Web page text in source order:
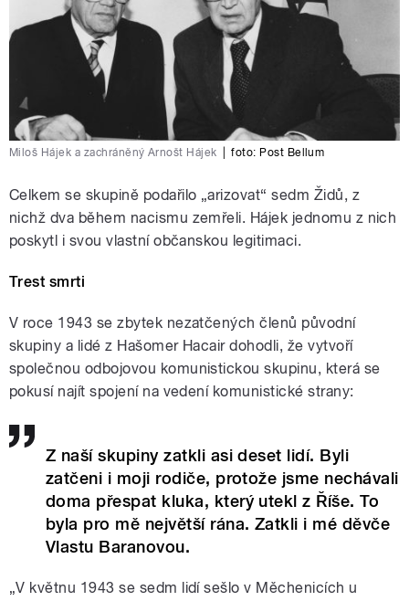
Miloš Hájek a zachráněný Arnošt Hájek foto: Post Bellum
Celkem se skupině podařilo „arizovat“ sedm Židů, z
nichž dva během nacismu zemřeli. Hájek jednomu z nich
poskytl i svou vlastní občanskou legitimaci.
Trest smrti
V roce 1943 se zbytek nezatčených členů původní
skupiny a lidé z Hašomer Hacair dohodli, že vytvoří
společnou odbojovou komunistickou skupinu, která se
pokusí najít spojení na vedení komunistické strany:
Z naší skupiny zatkli asi deset lidí. Byli
zatčeni i moji rodiče, protože jsme nechávali
doma přespat kluka, který utekl z Říše. To
byla pro mě největší rána. Zatkli i mé děvče
Vlastu Baranovou.
„V květnu 1943 se sedm lidí sešlo v Měchenicích u